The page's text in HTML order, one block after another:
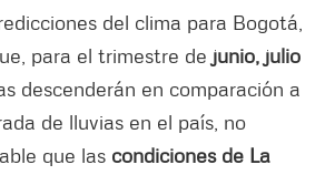
del clima para Bogotá,
para el trimestre de junio, julio
descenderán en comparación a
de lluvias en el país, no
que las condiciones de La